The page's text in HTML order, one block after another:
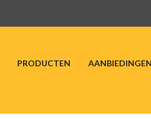
PRODUCTEN AANBIEDINGEN